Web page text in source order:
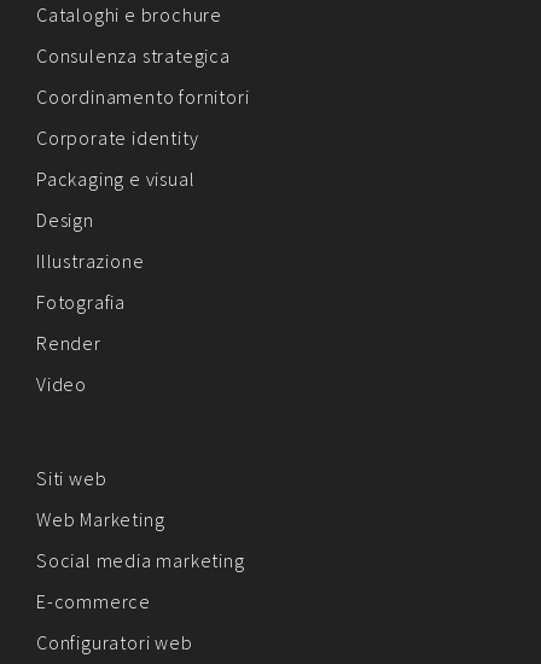
Cataloghi e brochure
Consulenza strategica
Coordinamento fornitori
Corporate identity
Packaging e visual
Design
Illustrazione
Fotografia
Render
Video
Siti web
Web Marketing
Social media marketing
E-commerce
Configuratori web